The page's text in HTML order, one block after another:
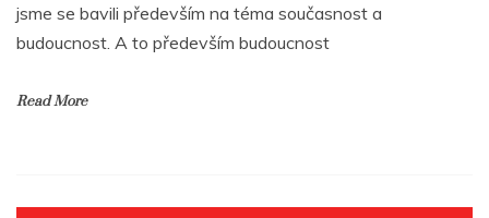
jsme se bavili především na téma současnost a
budoucnost. A to především budoucnost
Read More